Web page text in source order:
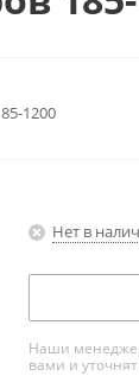
1200
Нет в
Наши
вами и